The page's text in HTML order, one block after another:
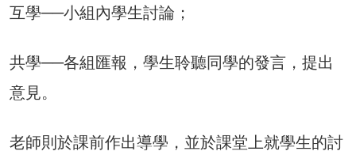
互學──小組內學生討論；
共學──各組匯報，學生聆聽同學的發言，提出
意見。
老師則於課前作出導學，並於課堂上就學生的討